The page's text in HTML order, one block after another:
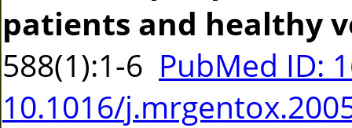
patients and healthy
588(1):1-6 PubMed ID:
10.1016/